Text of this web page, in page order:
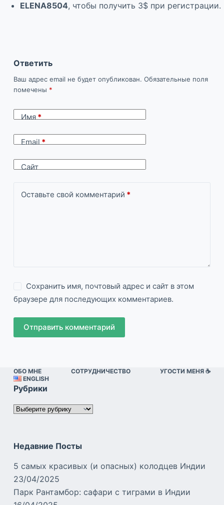
ELENA8504, чтобы получить 3$ при регистрации.
Ответить
Ваш адрес email не будет опубликован. Обязательные поля
помечены *
Имя*
Email*
Сайт
Оставьте свой комментарий *
Сохранить имя, почтовый адрес и сайт в этом
браузере для последующих комментариев.
Отправить комментарий
ОБО МНЕ СОТРУДНИЧЕСТВО
УГОСТИ МЕНЯ ☕️
ENGLISH
Рубрики
Рубрики
Недавние Посты
5 самых красивых (и опасных) колодцев Индии
23/04/2025
Парк Рантамбор: сафари с тиграми в Индии